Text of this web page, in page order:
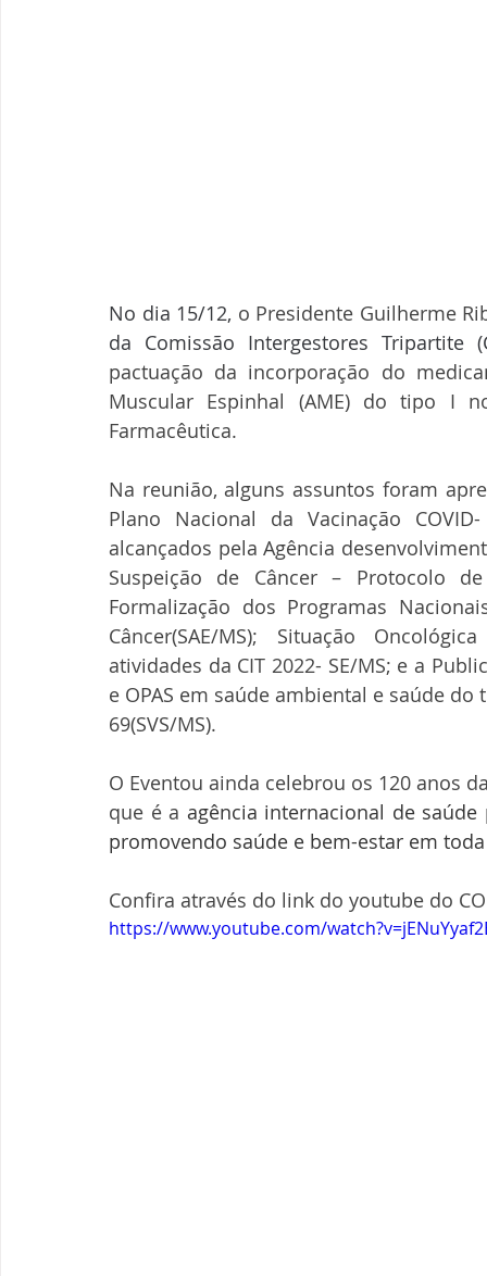
No dia 15/12, o Presidente Guilherme
da Comissão Intergestores Tripartite
pactuação da incorporação do
Muscular Espinhal (AME) do tipo I
Farmacêutica.
Na reunião, alguns assuntos foram
Plano Nacional da Vacinação
alcançados pela Agência
Suspeição de Câncer – Protocolo de
Formalização dos Programas
Câncer(SAE/MS); Situação
atividades da CIT 2022- SE/MS; e a
e OPAS em saúde ambiental e saúde
69(SVS/MS).
O Eventou ainda celebrou os 120 anos
que é a agência internacional de
promovendo saúde e bem-estar em
Confira através do link do youtube do
https://www.youtube.com/